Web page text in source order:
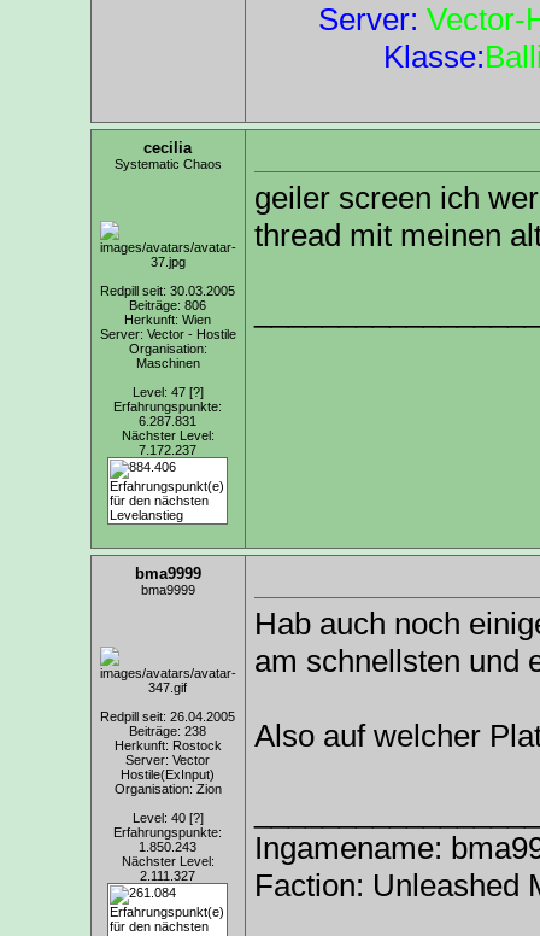
Server: Vector-
Klasse:
cecilia
Systematic Chaos
Redpill seit: 30.03.2005
Beiträge: 806
Herkunft: Wien
Server: Vector - Hostile
Organisation:
Maschinen
Level: 47 [?]
Erfahrungspunkte:
6.287.831
Nächster Level:
7.172.237
geiler screen ich
thread mit meinen
bma9999
bma9999
Redpill seit: 26.04.2005
Beiträge: 238
Herkunft: Rostock
Server: Vector
Hostile(ExInput)
Organisation: Zion
Level: 40 [?]
Erfahrungspunkte:
1.850.243
Nächster Level:
2.111.327
Hab auch noch
am schnellsten und
Also auf welcher
Ingamename:
Faction: Unleashed